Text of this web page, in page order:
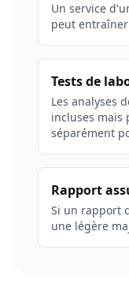
Un service
peut
Tests de
Les analyses
incluses mais
séparément
Rapport
Si un rapport
une légère